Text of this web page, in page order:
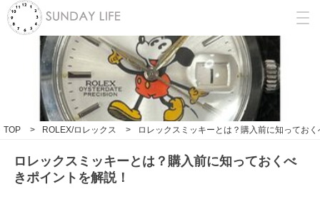
TOP > ROLEX/ロレックス > ロレックスミッキーとは？購入前に知ってお
ロレックスミッキーとは？購入前に知っておくべ
きポイントを解説！